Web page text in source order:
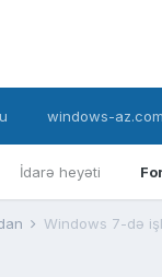
İdarə heyəti
windows-
Windows 7-də